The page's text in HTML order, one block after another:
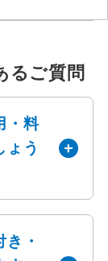
るご質問
・料
ょう
・